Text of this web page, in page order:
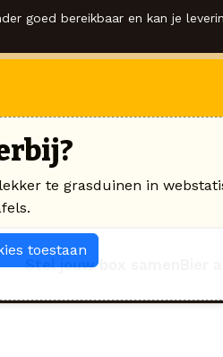
goed bereikbaar en kan je
Stel jouw box samen
te grasduinen in
toestaan